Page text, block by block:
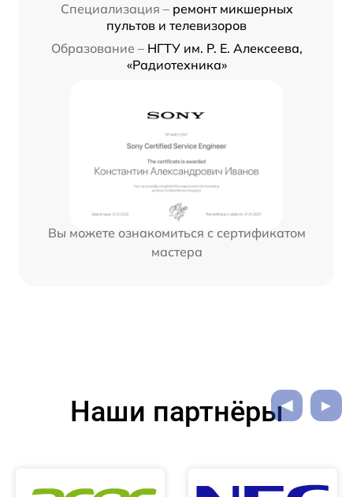
Специализация – ремонт микшерных
пультов и телевизоров
Образование – НГТУ им. Р. Е. Алексеева,
«Радиотехника»
Вы можете ознакомиться с сертификатом
мастера
Наши партнёры